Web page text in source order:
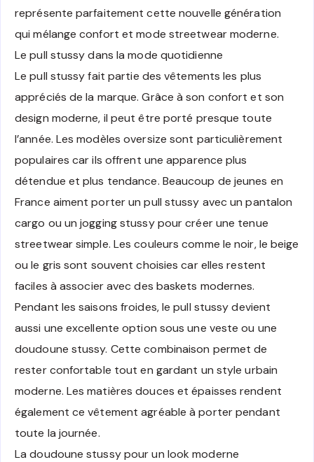
représente parfaitement cette nouvelle génération
qui mélange confort et mode streetwear moderne.
Le pull stussy dans la mode quotidienne
Le pull stussy fait partie des vêtements les plus
appréciés de la marque. Grâce à son confort et son
design moderne, il peut être porté presque toute
l’année. Les modèles oversize sont particulièrement
populaires car ils offrent une apparence plus
détendue et plus tendance. Beaucoup de jeunes en
France aiment porter un pull stussy avec un pantalon
cargo ou un jogging stussy pour créer une tenue
streetwear simple. Les couleurs comme le noir, le beige
ou le gris sont souvent choisies car elles restent
faciles à associer avec des baskets modernes.
Pendant les saisons froides, le pull stussy devient
aussi une excellente option sous une veste ou une
doudoune stussy. Cette combinaison permet de
rester confortable tout en gardant un style urbain
moderne. Les matières douces et épaisses rendent
également ce vêtement agréable à porter pendant
toute la journée.
La doudoune stussy pour un look moderne